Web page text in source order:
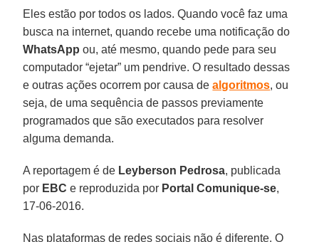
Eles estão por todos os lados. Quando você faz uma
busca na internet, quando recebe uma notificação do
WhatsApp ou, até mesmo, quando pede para seu
computador “ejetar” um pendrive. O resultado dessas
e outras ações ocorrem por causa dealgoritmos, ou
seja, de uma sequência de passos previamente
programados que são executados para resolver
alguma demanda.
A reportagem é de Leyberson Pedrosa, publicada
por EBC e reproduzida por Portal Comunique-se,
17-06-2016.
Nas plataformas de redes sociais não é diferente. O